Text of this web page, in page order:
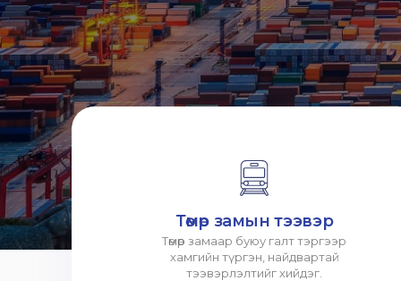
Төмөр замын тээвэр
Төмөр замаар буюу галт тэргээр
хамгийн түргэн, найдвартай
тээвэрлэлтийг хийдэг.